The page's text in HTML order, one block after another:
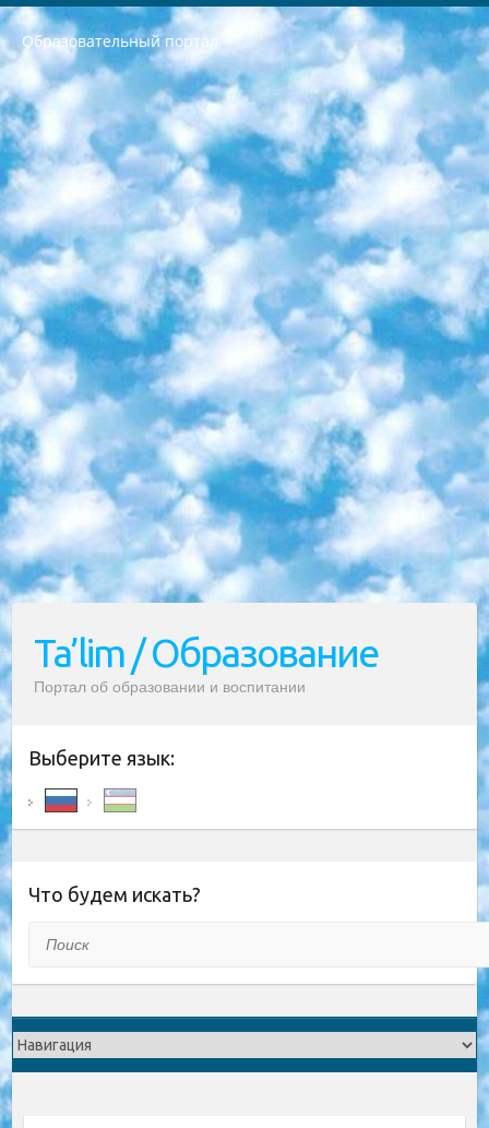
Образовательный портал
РЕСПУБЛИКА УЗБЕКИСТАН МИНИСТРЕРСТВО ДОШКОЛЬНОГО И ШКОЛЬНОГО ОБРАЗОВАНИЯ КОМАНДА в общеобразовательных учреждениях в 2023-2024 учебном году организация и проведение итоговой государственной аттестации обучающихся о Министра дошкольного и школьного образования Республики Узбекистан от 4 марта 2008 года (постановлением Минюста от 20 марта 2008 года № 1778 государственной регистрации) «Итоговое состояние учащихся общего среднего образования на основании положения об утверждении положения об аттестации общего среднего образования выпускной экзамен студентов в образовательных учреждениях в 2023-2024 учебном году В целях организации и прохождения аттестации приказываю: 1. Следующее: перечень предметов, по которым будет проводиться итоговая государственная аттестация и экзамен формы перевода согласно приложению 1; сертификаты международного образца, оценивающие уровень владения иностранными языками перечень согласно приложению 2; 2. Педагогический при специализированных образовательных учреждениях. научно-практический центр квалификации и международной оценки (Д.Давидова) 2024 г. До 25 марта: задания по предметам, по которым будет проводиться итоговая аттестация разработка и утверждение технических условий; итоговая аттестация на основании разработанного предметного задания разработка вопросов по предметам (устно и письменно), экзамен передача; общеобразовательные средние школы и специальные учебные заведения учащиеся выпускных классов школ и интернатов в агентской системе подготовка базы данных экзаменационных материалов и критериев оценки; перевод базы экзаменационных материалов на все языки обучения подать в Республиканский образовательный центр для изготовления; варианты экзаменов на основе разработанных контрольных материалов пусть будут поставлены задачи формирования. 3. Республиканский образовательный центр (Ш.Худайкулов) до 5 апреля 2024 года. до: база данных предоставленных экзаменационных материалов на все языки обучения перевод и экспертиза; для слепых, слабовидящих, глухих, слабослышащих и умственно отсталых детей учащиеся выпускных классов специализированных школ и школ-интернатов база данных экзаменационных материалов на всех преподаваемых языках подготовка критериев оценки; специализированные школы для умственно отсталых детей и технологии для учащихся выпускных классов школ-интернатов разработка соответствующих рекомендаций и критериев проведения ЕГЭ по естествознанию давать задания. 4. Педагогический при специализированных образовательных учреждениях. Научно-практический центр навыков и международной оценки (Д.Давидова), Республика образовательный центр (Худайкулов Ш.) итоговый государственный аттестационный экзамен ориентирован на творческое и логическое мышление при подготовке базы материалов учитывать введение заданий. 5. Следует отметить, что: сертификат государственного образца о знании общеобразовательного предмета и как минимум национальный уровень B1 по предметам на иностранных языках, указанным в Приложении 2. или международно признанный сертификат эквивалентного уровня студенты, изучающие определенный предмет, освобождаются от экзамена; по соответствующим предметам запланирована итоговая государственная аттестация за день до дня, путем жеребьевки Рабочей группой (в письменной форме по предметам, проводимым в форме) из числа сформированных вариантов выбрано 2 варианта; 2 выбранных варианта экзамена анонсированы на официальном сайте министерства и все выпускники по всей стране на основе этих вариантов проводит итоговую государственную аттестацию. 6. Государственное образование учащихся средних общеобразовательных учреждений. знания в соответствии с квалификационными требованиями, которые необходимо приобрести на основании стандартов итоговый (выпускной) контроль для 9 и 11 классов в целях тестирования Экзамены (далее – экзамены) состоят из предметов, перечисленных в приложении 1. будет сделано. 7. Экзамены пройдут с 26 мая по 15 июня 2024 г. (кроме науки физического воспитания). 8. Физическая для учащихся 9 классов общесредних образовательных учреждений. Экзамены по предмету «Образование, квалификация медицина» 1-6 мая 2024 года. сотрудники перевести под присмотр (с отклонениями в физическом или умственном развитии) специализированная школа для детей, школы-интернаты и со сколиозом школы-интернаты санаторного типа для больных детей исключены). 9. Он был слепым, слабовидящим и имел нарушения опорно-двигательного аппарата. экзамены в специализированных школах и интернатах для детей должны проводиться исходя из требований, предъявляемых к общеобразовательным учреждениям (физкультура кроме науки). 10. Специализированная школа для глухих и слабослышащих детей. и экзамены в интернатах и быть реализован в виде письменного теста по математике. 11. Специальность для умственно отсталых детей. Для 9 класса Родной язык и литературное письмо Государственный язык (язык обучения – узбекский). для неклассов) написано Математическое письмо Письменная/устная история Узбекистана Физическое воспитание практично Итоговый контроль Для 11 класса Написание родного языка и литературы (эссе) Математическое письмо Узбекский язык (обучение на узбекском языке) не посещающее общее среднее образование для учреждений)/Образовательное учреждение выбор письменный и устный Иностранный язык письменный/устный Письменная/устная история Узбекистана *По выбору студента:  Химия  Физика  Основы государственного права  География 10 бесплатных образовательных ресурсов - Мы составили подборку онлайн-проектов с интерактивными упражнениями, видеолекциями и статьями. Они помогут вам обрести новые и освежить старые знания бесплатно. 1. «ИНТУИТ» Старейшая образовательная площадка Рунета. Здесь вы найдёте сотни текстовых и видеокурсов на десятки различных тем — от программирования до психологии. Многие курсы подготовлены российскими университетами и крупными международными компаниями вроде Intel и Microsoft. Самостоятельное обучение бесплатное, но желающие могут оплатить услуги персональных наставников. 2. «Смартия» знакомит с актуальными профессиями и подсказывает, как им обучаться. Выбрав заинтересовавшую вас специальность — SMM-специалист, фотограф, веб-дизайнер или другую, — увидите список необходимых для неё умений. Чтобы вы могли освоить их самостоятельно, для каждого умения площадка отображает подборку ссылок на учебные материалы. Хотя «Смартия» ориентируется на русскоязычную аудиторию, часть контента всё же доступна только на английском. 3. «Лекторий Физтеха» Проект Московского физико-технического института (Физтеха). С его помощью вы можете смотреть онлайн серии лекций, записанные на видео в этом вузе. В числе доступных предметов — физика, биология, химия, информационные технологии и другие. К некоторым лекциям администрация ресурса прилагает готовые конспекты, которые можно скачивать в PDF-формате. 4. ITMOcourses Онлайн-площадка Санкт-Петербургского национального исследовательского университета информационных технологий, механики и оптики (ИТМО). Ресурс предоставляет свободный доступ к курсам, разработанным в этом вузе. Каталог материалов разбит на четыре категории: «Оптические системы и технологии», «Приборостроение и робототехника», «Информационные технологии» и «Биотехнологии». Курсы состоят из видеолекций, интерактивных демонстраций и заданий. 5. «КиберЛенинка» Электронная научная библиотека открытого доступа. Каталог площадки регулярно обрастает текстами статей из различных научных изданий. Сгруппированные по журналам и рубрикам публикации можно читать онлайн или скачивать целиком в PDF-формате. Проект нацелен на популяризацию науки за счёт открытого доступа к качественной информации. 6. «ПостНаука» На этом ресурсе публикуют подборки видеолекций, составленные экспертами из разных отраслей и объединённые общими темами. Среди них, к примеру, есть серии «Биоинформатика и геномика», «Культура средневековой Скандинавии» и Cinema Studies о теории кино. Каждая подборка лекций — логически связанная история, рассказанная экспертом от первого лица. Кроме того, на сайте появляются научно-образовательные статьи и тесты на разные темы. 7. «Newочём» Команда проекта «Newочём» отбирает самые интересные тексты из англоязычных СМИ и переводит те из них, за которые голосуют участники сообщества «ВКонтакте». По большей части это научно-популярные статьи. Редакторы придумывают лишь заголовки, в остальном содержание переводов соответствует оригиналам. Полные тексты можно читать прямо в социальной сети. 8. InternetUrok Онлайн-база материалов по основным дисциплинам школьной программы. Информация на сайте структурирована по классам, предметам и темам (урокам). Каждый урок состоит из видеолекций и конспектов. Есть также интерактивные тренажёры и тесты для закрепления пройденного материала. Даже если вы давно окончили школу, возможность повторить программу старших классов всегда может пригодиться. 9. Edutainme Ещё один ресурс об образовании. В отличие от Newtonew, как мне кажется, Edutainme больше ориентируется на представителей индустрии: педагогов, предпринимателей, разработчиков образовательных проектов. Но и любой, кто просто стремится к саморазвитию, найдёт на сайте много полезного и интересного для себя. Например, информацию о новых курсах и образовательных сервисах. 10. Newtonew Онлайн-медиа об образовании и обучении в широком смысле. Авторы Newtonew пишут об инструментах, заведениях, тактиках и стратегиях, которые помогают учить других и получать новые знания самостоятельно. На этой площадке вы найдёте новости, обзоры, аналитические мат
Ta’lim / Образование
Портал об образовании и воспитании
Выберите язык:
Что будем искать?